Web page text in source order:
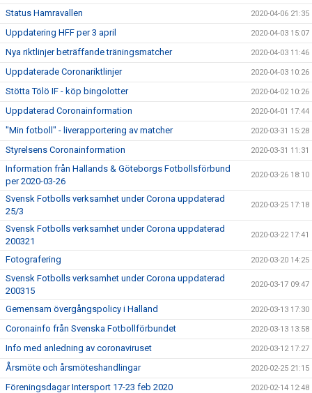
Status Hamravallen 2020-04-06 21:35
Uppdatering HFF per 3 april 2020-04-03 15:07
Nya riktlinjer beträffande träningsmatcher 2020-04-03 11:46
Uppdaterade Coronariktlinjer 2020-04-03 10:26
Stötta Tölö IF - köp bingolotter 2020-04-02 10:26
Uppdaterad Coronainformation 2020-04-01 17:44
"Min fotboll" - liverapportering av matcher 2020-03-31 15:28
Styrelsens Coronainformation 2020-03-31 11:31
Information från Hallands & Göteborgs Fotbollsförbund
per 2020-03-26
2020-03-26 18:10
Svensk Fotbolls verksamhet under Corona uppdaterad
25/3
2020-03-25 17:18
Svensk Fotbolls verksamhet under Corona uppdaterad
200321
2020-03-22 17:41
Fotografering 2020-03-20 14:25
Svensk Fotbolls verksamhet under Corona uppdaterad
200315
2020-03-17 09:47
Gemensam övergångspolicy i Halland 2020-03-13 17:30
Coronainfo från Svenska Fotbollförbundet 2020-03-13 13:58
Info med anledning av coronaviruset 2020-03-12 17:27
Årsmöte och årsmöteshandlingar 2020-02-25 21:15
Föreningsdagar Intersport 17-23 feb 2020 2020-02-14 12:48